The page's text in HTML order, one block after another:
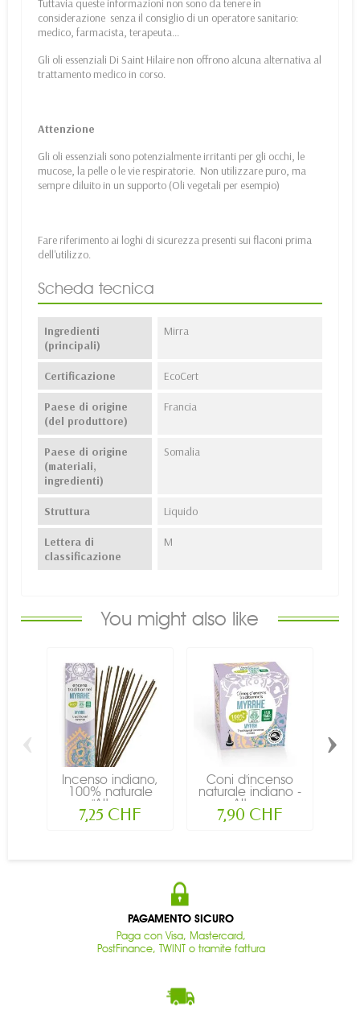
Tuttavia queste informazioni non sono da tenere in
considerazione senza il consiglio di un operatore sanitario:
medico, farmacista, terapeuta...
Gli oli essenziali Di Saint Hilaire non offrono alcuna alternativa al
trattamento medico in corso.
Attenzione
Gli oli essenziali sono potenzialmente irritanti per gli occhi, le
mucose, la pelle o le vie respiratorie. Non utilizzare puro, ma
sempre diluito in un supporto (Oli vegetali per esempio)
Fare riferimento ai loghi di sicurezza presenti sui flaconi prima
dell'utilizzo.
Scheda tecnica
Ingredienti
(principali)
Mirra
Certificazione EcoCert
Paese di origine
(del produttore)
Francia
Paese di origine
(materiali,
ingredienti)
Somalia
Struttura Liquido
Lettera di
classificazione
M
You might also like
Incenso indiano,
100% naturale
"Alta...
7,25 CHF
Coni d'incenso
naturale indiano -
Alta...
7,90 CHF
‹ ›
PAGAMENTO SICURO
Paga con Visa, Mastercard,
PostFinance, TWINT o tramite fattura